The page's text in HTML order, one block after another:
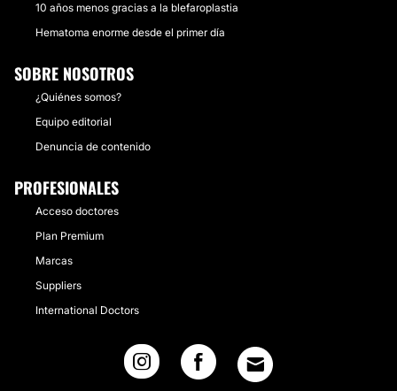
10 años menos gracias a la blefaroplastia
Hematoma enorme desde el primer día
SOBRE NOSOTROS
¿Quiénes somos?
Equipo editorial
Denuncia de contenido
PROFESIONALES
Acceso doctores
Plan Premium
Marcas
Suppliers
International Doctors